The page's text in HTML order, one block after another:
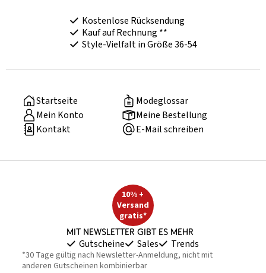
Kostenlose Rücksendung
Kauf auf Rechnung **
Style-Vielfalt in Größe 36-54
Startseite
Modeglossar
Mein Konto
Meine Bestellung
Kontakt
E-Mail schreiben
10% +
Versand
gratis*
Mit Newsletter gibt es mehr
Gutscheine Sales Trends
*30 Tage gültig nach Newsletter-Anmeldung, nicht mit
anderen Gutscheinen kombinierbar